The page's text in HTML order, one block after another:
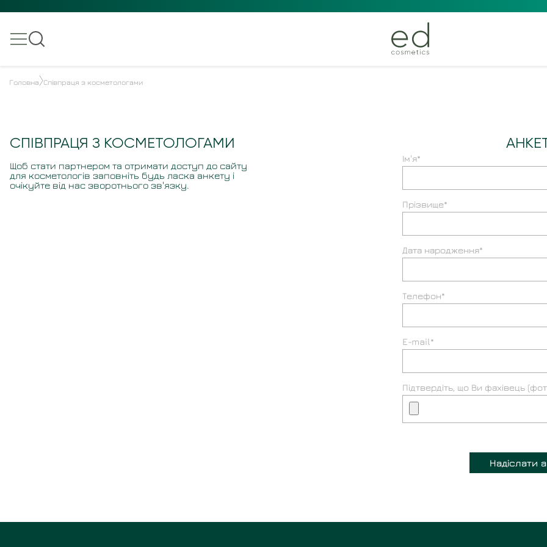
Головна Співпраця з косметологами
СПІВПРАЦЯ З КОСМЕТОЛОГАМИ
Щоб стати партнером та отримати доступ до сайту
для косметологів заповніть будь ласка анкету і
очікуйте від нас зворотнього зв'язку.
Ім'я*
Прізвище*
Дата народження*
Телефон*
E-mail*
Підтвердіть, що Ви фахівець
Надіслати